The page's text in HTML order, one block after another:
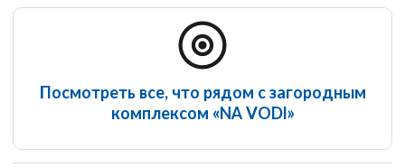
Посмотреть все, что рядом с загородным
комплексом «NA VODI»